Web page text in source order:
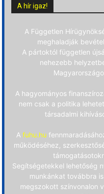
A hír igaz!
A Független
meghaladják
A pártoktól független
nehezebb
A hagyományos
nem csak a politika
társadalmi
A fuhu.hu
működéséhez,
Segítségetekkel lehetőség
munkánkat továbbra
megszokott színvonalon